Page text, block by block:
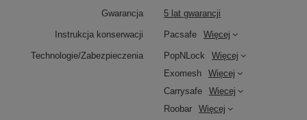
Gwarancja 5 lat gwarancji
Instrukcja konserwacji Pacsafe Więcej
Technologie/Zabezpieczenia PopNLock
Więcej
Exomesh
Więcej
Carrysafe
Więcej
Roobar
Więcej